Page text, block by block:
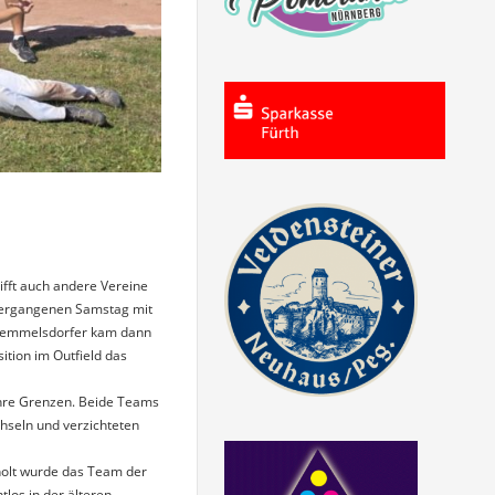
auch andere Vereine
Samstag mit
kam dann
im Outfield das
Grenzen. Beide Teams
und verzichteten
wurde das Team der